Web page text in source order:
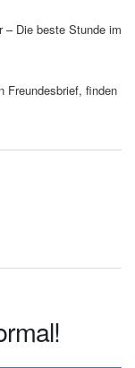
– Die beste Stunde im
Freundesbrief, finden